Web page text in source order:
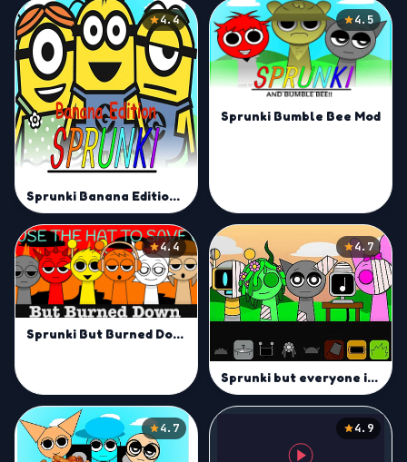
4.4
Sprunki Banana Edition Mod
4.5
Sprunki Bumble Bee Mod
4.4
Sprunki But Burned Down Mod
4.7
Sprunki but everyone is alive
4.7 4.9